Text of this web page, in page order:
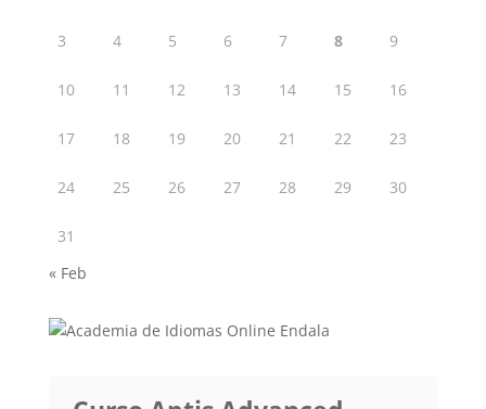
3 4 5 6 7 8 9
10 11 12 13 14 15 16
17 18 19 20 21 22 23
24 25 26 27 28 29 30
31
« Feb